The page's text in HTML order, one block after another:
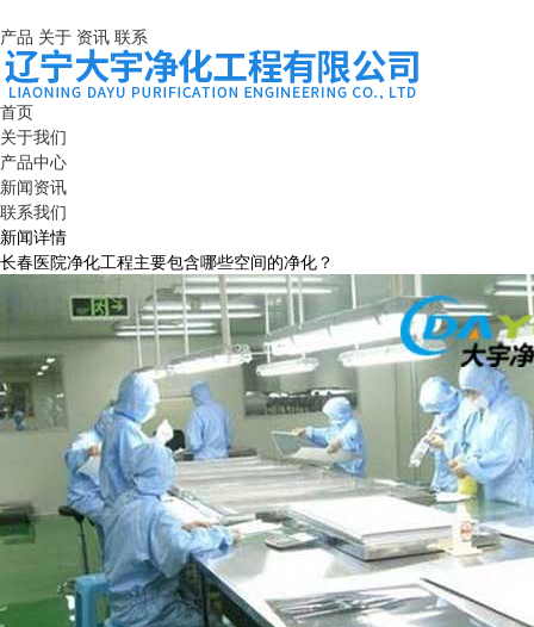
产品 关于 资讯 联系
首页
关于我们
产品中心
新闻资讯
联系我们
新闻详情
长春医院净化工程主要包含哪些空间的净化？